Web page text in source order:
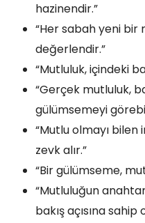
hazinendir.”
“Her sabah yeni bir
değerlendir.”
“Mutluluk, içindeki
“Gerçek mutluluk,
gülümsemeyi
“Mutlu olmayı bilen
zevk alır.”
“Bir gülümseme,
“Mutluluğun
bakış açısına sahip